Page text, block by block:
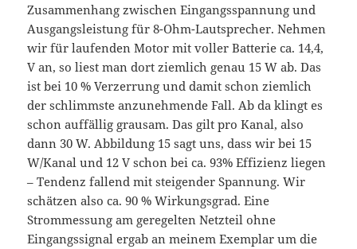
Zusammenhang zwischen Eingangsspannung und
Ausgangsleistung für 8-Ohm-Lautsprecher. Nehmen
wir für laufenden Motor mit voller Batterie ca. 14,4,
V an, so liest man dort ziemlich genau 15 W ab. Das
ist bei 10 % Verzerrung und damit schon ziemlich
der schlimmste anzunehmende Fall. Ab da klingt es
schon auffällig grausam. Das gilt pro Kanal, also
dann 30 W. Abbildung 15 sagt uns, dass wir bei 15
W/Kanal und 12 V schon bei ca. 93% Effizienz liegen
– Tendenz fallend mit steigender Spannung. Wir
schätzen also ca. 90 % Wirkungsgrad. Eine
Strommessung am geregelten Netzteil ohne
Eingangssignal ergab an meinem Exemplar um die